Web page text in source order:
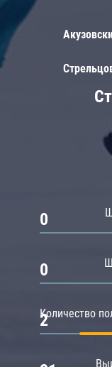
0
0
Количество
2